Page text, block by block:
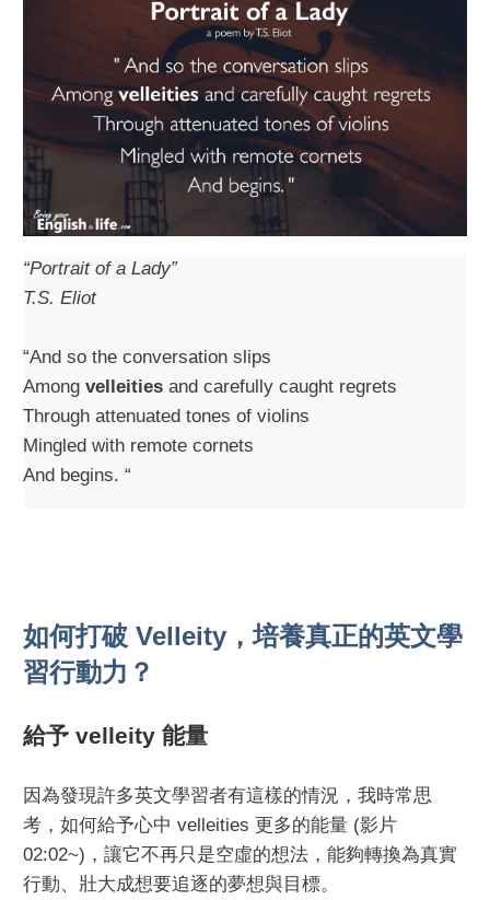
“Portrait of a Lady”
T.S. Eliot
“And so the conversation slips
Among velleities and carefully caught regrets
Through attenuated tones of violins
Mingled with remote cornets
And begins. “
如何打破 Velleity，培養真正的英文學
習行動力？
給予 velleity 能量
因為發現許多英文學習者有這樣的情況，我時常思
考，如何給予心中 velleities 更多的能量 (影片
02:02~)，讓它不再只是空虛的想法，能夠轉換為真實
行動、壯大成想要追逐的夢想與目標。